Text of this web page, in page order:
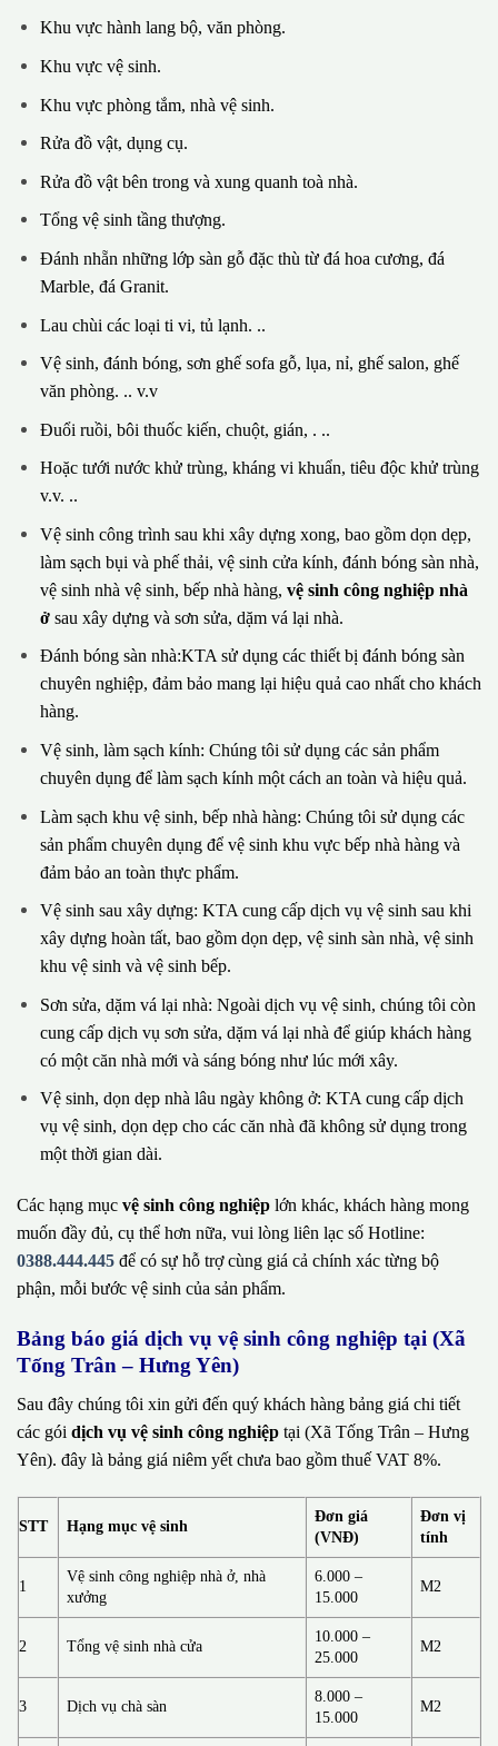
Khu vực hành lang bộ, văn phòng.
Khu vực vệ sinh.
Khu vực phòng tắm, nhà vệ sinh.
Rửa đồ vật, dụng cụ.
Rửa đồ vật bên trong và xung quanh toà nhà.
Tổng vệ sinh tầng thượng.
Đánh nhẵn những lớp sàn gỗ đặc thù từ đá hoa cương, đá
Marble, đá Granit.
Lau chùi các loại ti vi, tủ lạnh. ..
Vệ sinh, đánh bóng, sơn ghế sofa gỗ, lụa, nỉ, ghế salon, ghế
văn phòng. .. v.v
Đuổi ruồi, bôi thuốc kiến, chuột, gián, . ..
Hoặc tưới nước khử trùng, kháng vi khuẩn, tiêu độc khử trùng
v.v. ..
Vệ sinh công trình sau khi xây dựng xong, bao gồm dọn dẹp,
làm sạch bụi và phế thải, vệ sinh cửa kính, đánh bóng sàn nhà,
vệ sinh nhà vệ sinh, bếp nhà hàng, vệ sinh công nghiệp nhà
ởsau xây dựng và sơn sửa, dặm vá lại nhà.
Đánh bóng sàn nhà:KTA sử dụng các thiết bị đánh bóng sàn
chuyên nghiệp, đảm bảo mang lại hiệu quả cao nhất cho khách
hàng.
Vệ sinh, làm sạch kính: Chúng tôi sử dụng các sản phẩm
chuyên dụng để làm sạch kính một cách an toàn và hiệu quả.
Làm sạch khu vệ sinh, bếp nhà hàng: Chúng tôi sử dụng các
sản phẩm chuyên dụng để vệ sinh khu vực bếp nhà hàng và
đảm bảo an toàn thực phẩm.
Vệ sinh sau xây dựng: KTA cung cấp dịch vụ vệ sinh sau khi
xây dựng hoàn tất, bao gồm dọn dẹp, vệ sinh sàn nhà, vệ sinh
khu vệ sinh và vệ sinh bếp.
Sơn sửa, dặm vá lại nhà: Ngoài dịch vụ vệ sinh, chúng tôi còn
cung cấp dịch vụ sơn sửa, dặm vá lại nhà để giúp khách hàng
có một căn nhà mới và sáng bóng như lúc mới xây.
Vệ sinh, dọn dẹp nhà lâu ngày không ở: KTA cung cấp dịch
vụ vệ sinh, dọn dẹp cho các căn nhà đã không sử dụng trong
một thời gian dài.
Các hạng mục vệ sinh công nghiệp lớn khác, khách hàng mong
muốn đầy đủ, cụ thể hơn nữa, vui lòng liên lạc số Hotline:
0388.444.445 để có sự hỗ trợ cùng giá cả chính xác từng bộ
phận, mỗi bước vệ sinh của sản phẩm.
Bảng báo giá dịch vụ vệ sinh công nghiệp tại (Xã
Tống Trân – Hưng Yên)
Sau đây chúng tôi xin gửi đến quý khách hàng bảng giá chi tiết
các gói dịch vụ vệ sinh công nghiệp tại (Xã Tống Trân – Hưng
Yên). đây là bảng giá niêm yết chưa bao gồm thuế VAT 8%.
STT Hạng mục vệ sinh
Đơn giá
(VNĐ)
Đơn vị
tính
1
Vệ sinh công nghiệp nhà ở, nhà
xưởng
6.000 –
15.000
M2
2 Tổng vệ sinh nhà cửa
10.000 –
25.000
M2
3 Dịch vụ chà sàn
8.000 –
15.000
M2